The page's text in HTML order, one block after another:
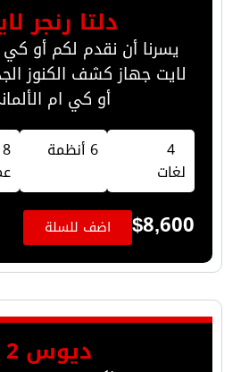
دلتا رنجر
يسرنا أن نقدم لكم أو كي
لايت جهاز كشف الكنوز
أو كي ام
4
لغات
6 أنظمة
$8,600 اضف للسلة
ديوس 2